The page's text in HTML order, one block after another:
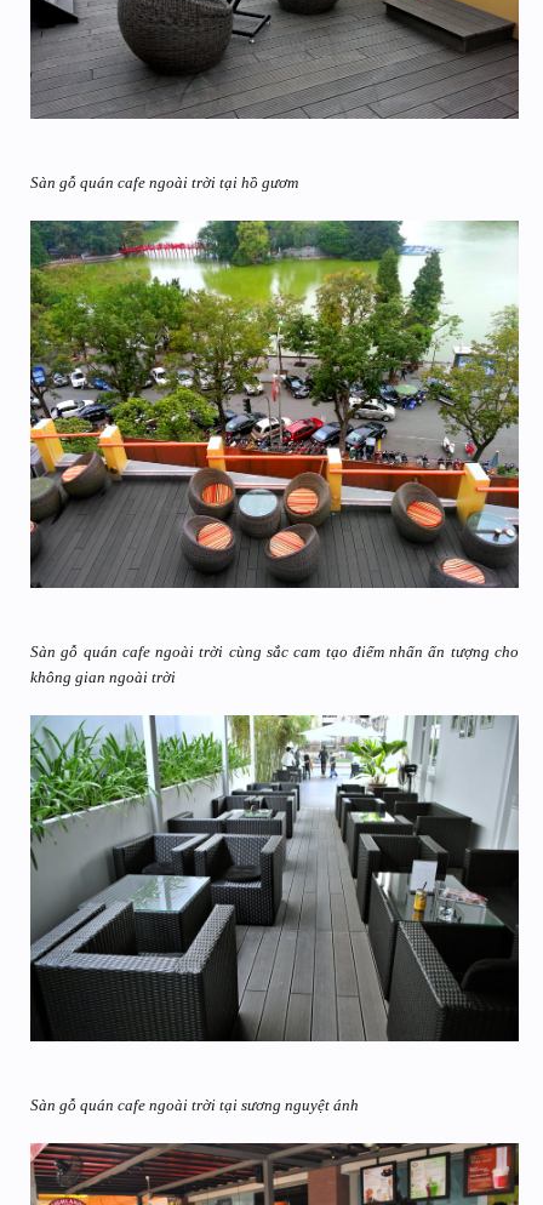
Sàn gỗ quán cafe ngoài trời tại hồ gươm
Sàn gỗ quán cafe ngoài trời cùng sắc cam tạo điểm nhấn ấn tượng cho
không gian ngoài trời
Sàn gỗ quán cafe ngoài trời tại sương nguyệt ánh